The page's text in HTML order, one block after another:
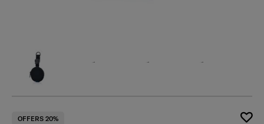
OFFERS 20%